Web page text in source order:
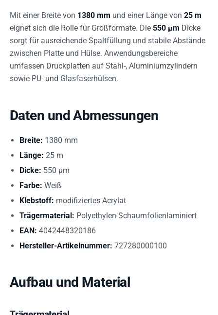
Mit einer Breite von 1380 mm und einer Länge von 25 m
eignet sich die Rolle für Großformate. Die 550 µm Dicke
sorgt für ausreichende Spaltfüllung und stabile Abstände
zwischen Platte und Hülse. Anwendungsbereiche
umfassen Druckplatten auf Stahl-, Aluminiumzylindern
sowie PU- und Glasfaserhülsen.
Daten und Abmessungen
Breite: 1380 mm
Länge: 25 m
Dicke: 550 µm
Farbe: Weiß
Klebstoff: modifiziertes Acrylat
Trägermaterial: Polyethylen-Schaumfolienlaminiert
EAN: 4042448320186
Hersteller-Artikelnummer: 727280000100
Aufbau und Material